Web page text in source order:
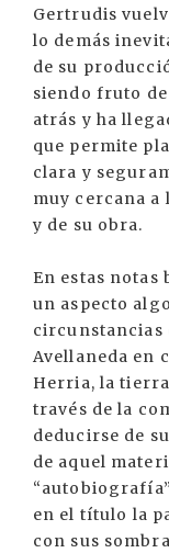
Gertrudis
lo demás
de su
siendo fruto
atrás y ha
que permite
clara y
muy cercana
y de su obra.
En estas notas
un aspecto
circunstancias
Avellaneda en
Herria, la
través de la
deducirse de
de aquel
en el título la
con sus